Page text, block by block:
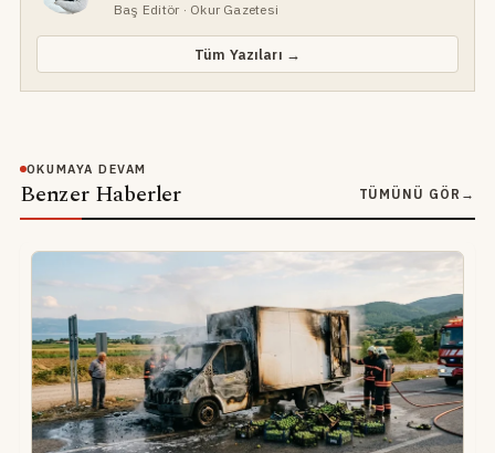
Baş Editör · Okur Gazetesi
Tüm Yazıları →
OKUMAYA DEVAM
Benzer Haberler TÜMÜNÜ GÖR →